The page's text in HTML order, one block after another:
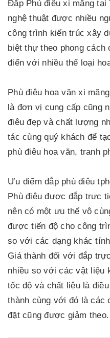
Đắp Phù điêu xi măng tại
nghệ thuật được nhiều
công trình kiến trúc xây
biệt thự theo phong cách
điển với nhiều thể loại
Phù điêu hoa văn xi
là đơn vị cung cấp cũng
điêu đẹp và chất lượng
tác cùng quý khách để
phù điêu hoa văn, tranh
Ưu điểm đắp phù điêu
Phù điêu được đắp trực
nên có một ưu thế vô
được tiến độ cho công
so với các dạng khác
Giá thành đối với đắp
nhiều so với các vật liệu
tốc độ và chất liệu là
thành cùng với đó là các
đặt cũng được giảm theo.